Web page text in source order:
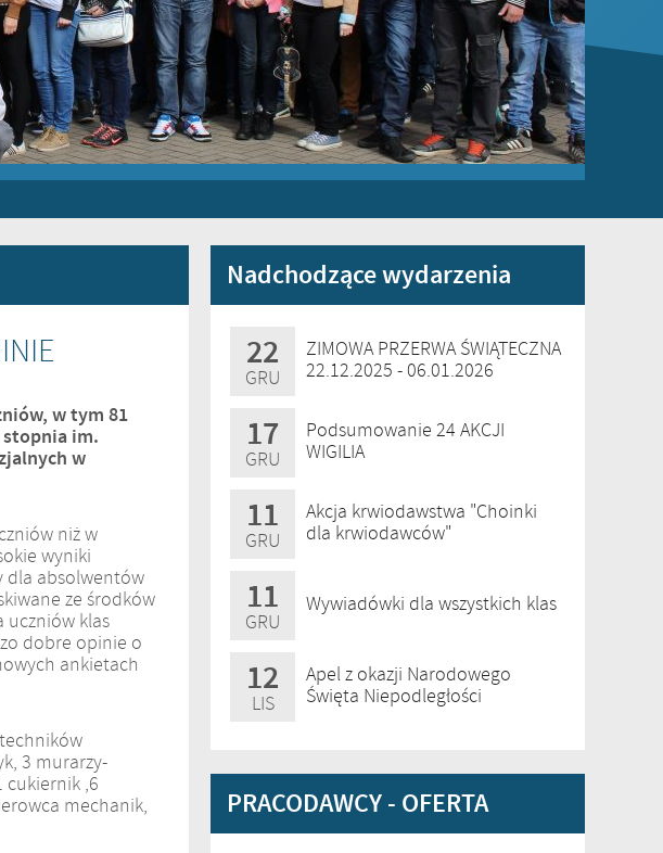
w tym 81
stopnia im.
w
niż w
wyniki
dla absolwentów
ze środków
uczniów klas
dobre opinie o
ankietach
3 murarzy-
cukiernik ,6
mechanik,
Nadchodzące wydarzenia
22
GRU
ZIMOWA PRZERWA ŚWIĄTECZNA
22.12.2025 - 06.01.2026
17
GRU
Podsumowanie 24 AKCJI
WIGILIA
11
GRU
Akcja krwiodawstwa "Choinki
dla krwiodawców"
11
GRU
Wywiadówki dla wszystkich klas
12
LIS
Apel z okazji Narodowego
Święta Niepodległości
PRACODAWCY - OFERTA